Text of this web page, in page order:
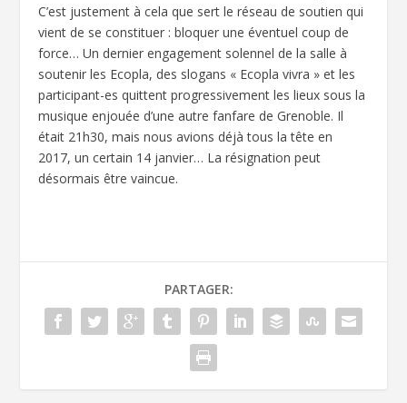
C’est justement à cela que sert le réseau de soutien qui
vient de se constituer : bloquer une éventuel coup de
force… Un dernier engagement solennel de la salle à
soutenir les Ecopla, des slogans « Ecopla vivra » et les
participant-es quittent progressivement les lieux sous la
musique enjouée d’une autre fanfare de Grenoble. Il
était 21h30, mais nous avions déjà tous la tête en
2017, un certain 14 janvier… La résignation peut
désormais être vaincue.
PARTAGER: